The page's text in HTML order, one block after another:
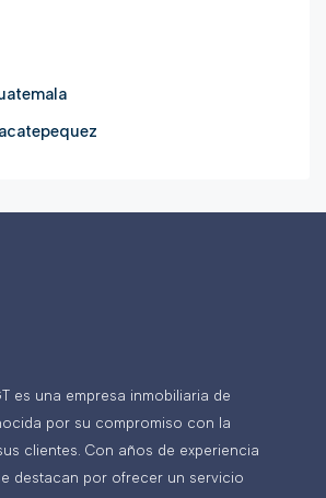
es una empresa inmobiliaria de
por su compromiso con la
clientes. Con años de experiencia
destacan por ofrecer un servicio